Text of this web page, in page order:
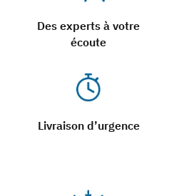
Des experts à votre
écoute
Livraison d’urgence